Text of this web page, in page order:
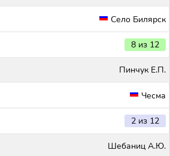
Село Билярск
8 из 12
Пинчук Е.П.
Чесма
2 из 12
Шебаниц А.Ю.